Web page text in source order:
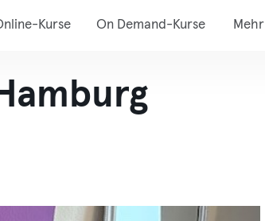
Kurse On Demand-Kurse Mehr